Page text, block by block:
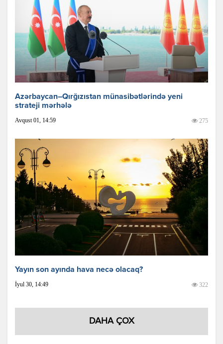
Azərbaycan–Qırğızıstan münasibətlərində yeni
strateji mərhələ
Avqust 01, 14:59 275
Yayın son ayında hava necə olacaq?
İyul 30, 14:49 322
DAHA ÇOX